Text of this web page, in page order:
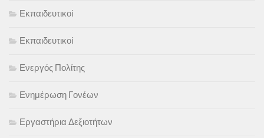
Εκπαιδευτικοί
Εκπαιδευτικοί
Ενεργός Πολίτης
Ενημέρωση Γονέων
Εργαστήρια Δεξιοτήτων